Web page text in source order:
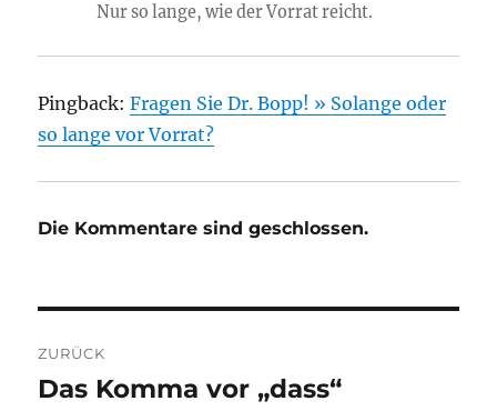
Nur so lange, wie der Vorrat reicht.
Pingback:Fragen Sie Dr. Bopp! » Solange oder
so lange vor Vorrat?
Die Kommentare sind geschlossen.
ZURÜCK
Vorheriger
Das Komma vor „dass“